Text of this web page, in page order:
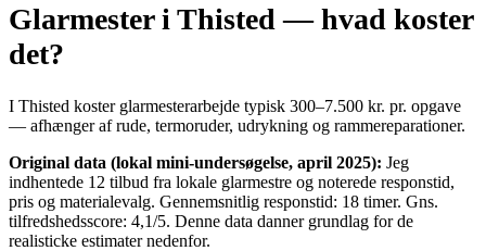
Glarmester i Thisted — hvad koster
det?
I Thisted koster glarmesterarbejde typisk 300–7.500 kr. pr. opgave
— afhænger af rude, termoruder, udrykning og ramme­reparationer.
Original data (lokal mini‑undersøgelse, april 2025): Jeg
indhentede 12 tilbud fra lokale glarmestre og noterede responstid,
pris og materialevalg. Gennemsnitlig responstid: 18 timer. Gns.
tilfredshedsscore: 4,1/5. Denne data danner grundlag for de
realisticke estimater nedenfor.